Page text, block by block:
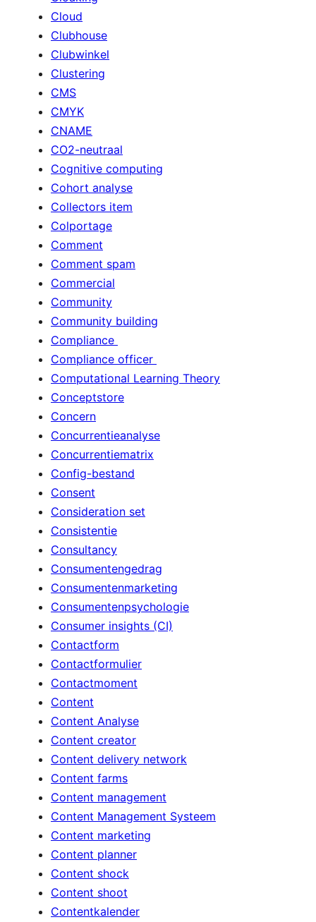
Cloud
Clubhouse
Clubwinkel
Clustering
CMS
CMYK
CNAME
CO2-neutraal
Cognitive computing
Cohort analyse
Collectors item
Colportage
Comment
Comment spam
Commercial
Community
Community building
Compliance
Compliance officer
Computational Learning Theory
Conceptstore
Concern
Concurrentieanalyse
Concurrentiematrix
Config-bestand
Consent
Consideration set
Consistentie
Consultancy
Consumentengedrag
Consumentenmarketing
Consumentenpsychologie
Consumer insights (CI)
Contactform
Contactformulier
Contactmoment
Content
Content Analyse
Content creator
Content delivery network
Content farms
Content management
Content Management Systeem
Content marketing
Content planner
Content shock
Content shoot
Contentkalender